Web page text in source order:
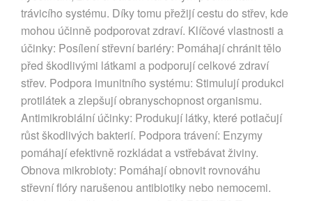
trávicího systému. Díky tomu přežijí cestu do střev, kde
mohou účinně podporovat zdraví. Klíčové vlastnosti a
účinky: Posílení střevní bariéry: Pomáhají chránit tělo
před škodlivými látkami a podporují celkové zdraví
střev. Podpora imunitního systému: Stimulují produkci
protilátek a zlepšují obranyschopnost organismu.
Antimikrobiální účinky: Produkují látky, které potlačují
růst škodlivých bakterií. Podpora trávení: Enzymy
pomáhají efektivně rozkládat a vstřebávat živiny.
Obnova mikrobioty: Pomáhají obnovit rovnováhu
střevní flóry narušenou antibiotiky nebo nemocemi.